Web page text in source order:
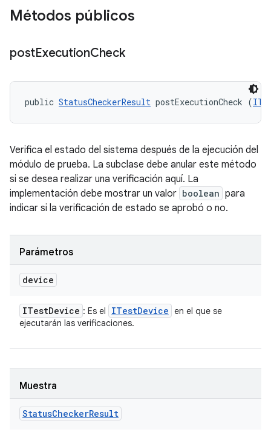
Métodos públicos
postExecutionCheck
public StatusCheckerResult postExecutionCheck (
Verifica el estado del sistema después de la ejecución del
módulo de prueba. La subclase debe anular este método
si se desea realizar una verificación aquí. La
implementación debe mostrar un valor boolean para
indicar si la verificación de estado se aprobó o no.
Parámetros
device
ITestDevice : Es el ITestDevice en el que se
ejecutarán las verificaciones.
Muestra
StatusCheckerResult